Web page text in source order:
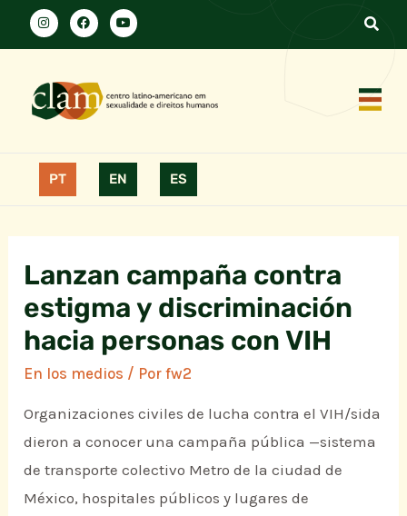
PT EN ES
Lanzan campaña contra
estigma y discriminación
hacia personas con VIH
En los medios / Porfw2
Organizaciones civiles de lucha contra el VIH/sida
dieron a conocer una campaña pública —sistema
de transporte colectivo Metro de la ciudad de
México, hospitales públicos y lugares de